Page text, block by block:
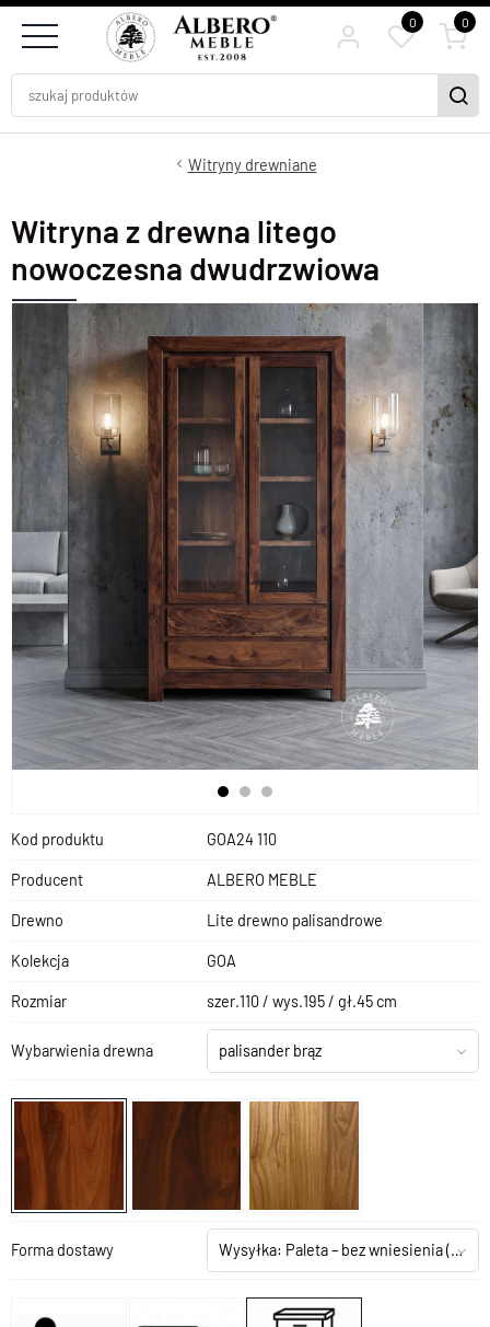
0 0
Witryny drewniane
Witryna z drewna litego
nowoczesna dwudrzwiowa
Kod produktu GOA24 110
Producent ALBERO MEBLE
Drewno Lite drewno palisandrowe
Kolekcja GOA
Rozmiar szer.110 / wys.195 / gł.45 cm
Wybarwienia drewna palisander brąz
Forma dostawy Wysyłka: Paleta – bez wniesienia(+199,00 zł)